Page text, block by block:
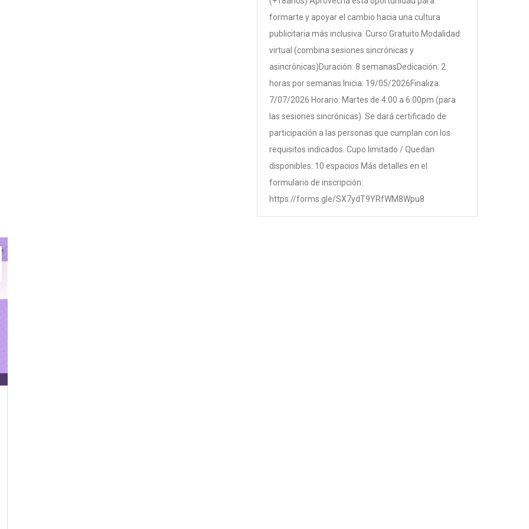
formarte y apoyar el cambio hacia una cultura
publicitaria más inclusiva. Curso Gratuito.Modalidad:
virtual (combina sesiones sincrónicas y
asincrónicas)Duración: 8 semanasDedicación: 2
horas por semanas Inicia: 19/05/2026Finaliza:
7/07/2026 Horario: Martes de 4:00 a 6:00pm (para
las sesiones sincrónicas) Se dará certificado de
participación a las personas que cumplan con los
requisitos indicados. Cupo limitado / Quedan
disponibles: 10 espacios Más detalles en el
formulario de inscripción:
https://forms.gle/SX7ydT9YRfWM8Wpu8